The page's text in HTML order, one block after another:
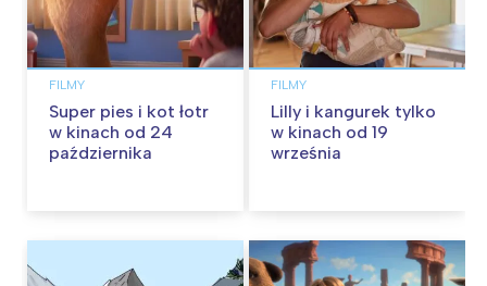
FILMY
Super pies i kot łotr
w kinach od 24
października
FILMY
Lilly i kangurek tylko
w kinach od 19
września